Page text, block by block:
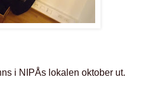
i NIPÅs lokalen oktober ut.